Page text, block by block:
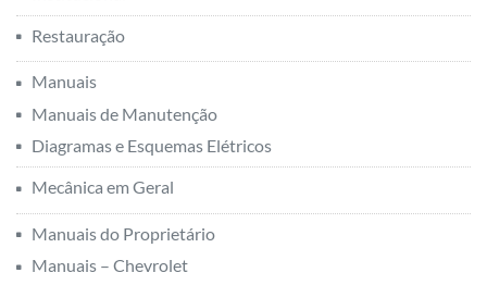
Restauração
Manuais
Manuais de Manutenção
Diagramas e Esquemas Elétricos
Mecânica em Geral
Manuais do Proprietário
Manuais – Chevrolet